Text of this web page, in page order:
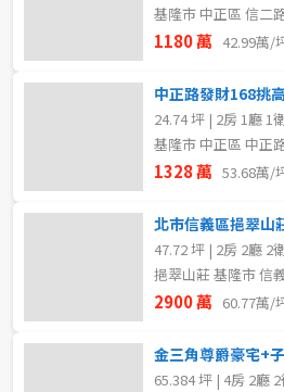
基隆市 中正區 信二
1180 萬 42.99萬/
中正路發財168挑
24.74 坪 | 2房 1廳 1
基隆市 中正區 中正
1328 萬 53.68萬/
北市信義區挹翠山
47.72 坪 | 2房 2廳 2
挹翠山莊 基隆市 信
2900 萬 60.77萬/
金三角尊爵豪宅+
65.384 坪 | 4房 2廳